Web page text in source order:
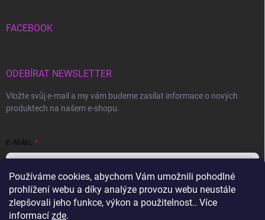
Používáme cookies, abychom Vám umožnili pohodlné
prohlížení webu a díky analýze provozu webu neustále
zlepšovali jeho funkce, výkon a použitelnost.. Více
informací zde.
FACEBOOK
ODEBÍRAT NEWSLETTER
Vložte svůj e-mail a my vám budeme zasílat informace o nových
produktech na našem e-shopu.
E-MAIL
Vložením e-mailu souhlasíte spodmínkami ochrany osobních údajů